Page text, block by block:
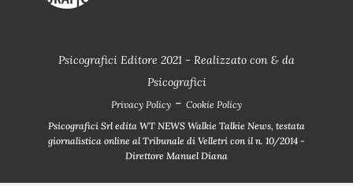
Psicografici Editore 2021 - Realizzato con & da
Psicografici
Privacy Policy - Cookie Policy
Psicografici Srl edita WT NEWS Walkie Talkie News, testata
giornalistica online al Tribunale di Velletri con il n. 10/2014 -
Direttore Manuel Diana